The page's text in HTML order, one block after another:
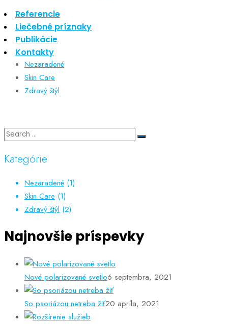
Referencie
Liečebné príznaky
Publikácie
Kontakty
august 2020
Kategórie
Nezaradené
Skin Care
Zdravý štýl
Kategórie
Nezaradené (1)
Skin Care (1)
Zdravý štýl (2)
Najnovšie príspevky
Nové polarizované svetlo6 septembra, 2021
So psoriázou netreba žiť20 apríla, 2021